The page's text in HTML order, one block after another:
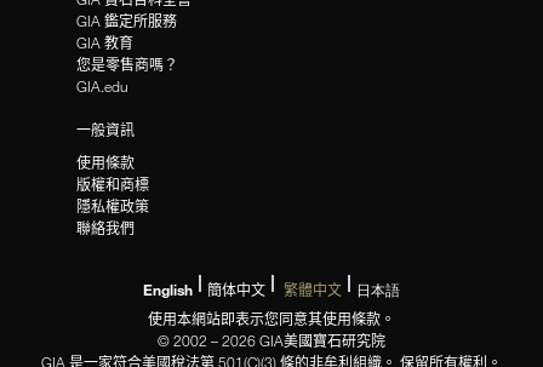
GIA 鑑定所服務
GIA 教育
您是零售商嗎？
GIA.edu
一般資訊
使用條款
版權和商標
隱私權政策
聯絡我們
English 簡体中文 繁體中文
日本語
使用本網站即表示您同意其使用條款。
© 2002 – 2026 GIA美國寶石研究院
GIA 是一家符合美國稅法第 501(C)(3) 條的非牟利組織。 保留所有權利。